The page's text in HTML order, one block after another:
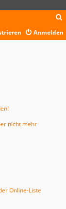
c
Anmelden
nicht mehr
Online-Liste